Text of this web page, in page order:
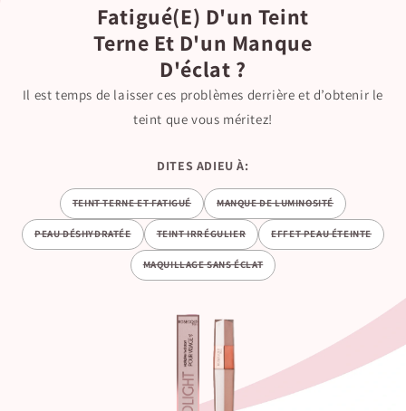
Fatigué(e) D'un Teint
Terne Et D'un Manque
D'éclat ?
Il est temps de laisser ces problèmes derrière et d’obtenir le
teint que vous méritez!
DITES ADIEU À:
TEINT TERNE ET FATIGUÉ MANQUE DE LUMINOSITÉ
PEAU DÉSHYDRATÉE TEINT IRRÉGULIER EFFET PEAU ÉTEINTE
MAQUILLAGE SANS ÉCLAT